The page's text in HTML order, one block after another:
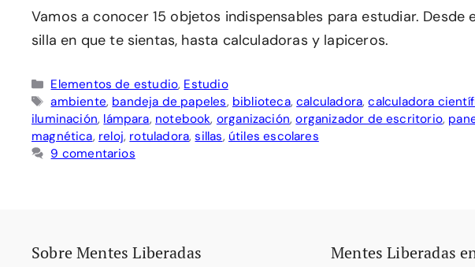
Vamos a conocer 15 objetos indispensables para estudiar. Desde
silla en que te sientas, hasta calculadoras y lapiceros.
Categorías
Elementos de estudio, Estudio
Etiquetas
ambiente, bandeja de papeles, biblioteca,calculadora,calculadora
iluminación, lámpara, notebook, organización,organizador de escritorio,
magnética, reloj, rotuladora,sillas, útiles escolares
9 comentarios
Sobre Mentes Liberadas Mentes Liberadas